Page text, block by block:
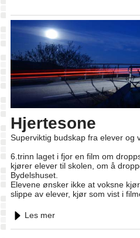
Hjertesone
Superviktig budskap fra elever og
6.trinn laget i fjor en film om
kjører elever til skolen, om å
Bydelshuset.
Elevene ønsker ikke at voksne
slippe av elever, kjør som vist i
Les mer